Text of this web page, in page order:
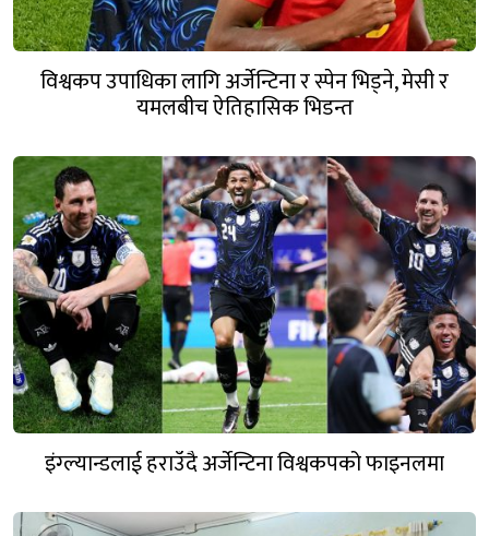
विश्वकप उपाधिका लागि अर्जेन्टिना र स्पेन भिड्ने, मेसी र
यमलबीच ऐतिहासिक भिडन्त
इंग्ल्यान्डलाई हराउँदै अर्जेन्टिना विश्वकपको फाइनलमा